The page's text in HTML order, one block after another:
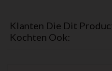
Klanten Die Dit
Kochten Ook: